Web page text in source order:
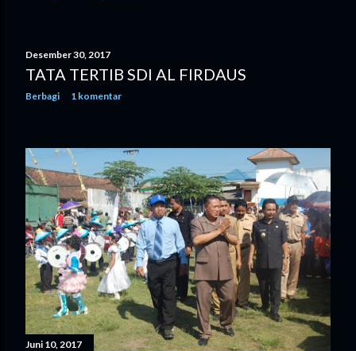
n
Desember 30, 2017
TATA TERTIB SDI AL FIRDAUS
Berbagi 1 komentar
Juni 10, 2017